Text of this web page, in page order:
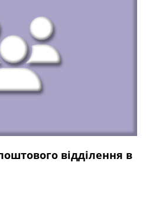
відділення в